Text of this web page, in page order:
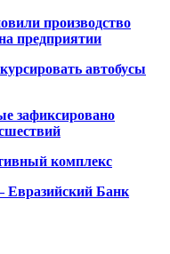
производство
предприятии
автобусы
зафиксировано
комплекс
Евразийский Банк